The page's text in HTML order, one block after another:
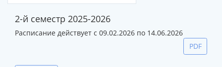
2-й семестр 2025-2026
Расписание действует с 09.02.2026 по 14.06.2026
PDF